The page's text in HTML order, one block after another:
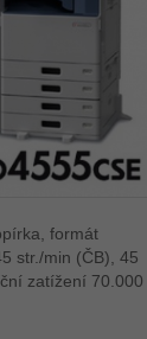
formát
str./min (ČB), 45
zatížení 70.000